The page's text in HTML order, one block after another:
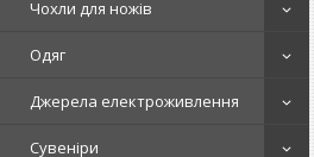
Чохли для ножів
Одяг
Джерела електроживлення
Сувеніри